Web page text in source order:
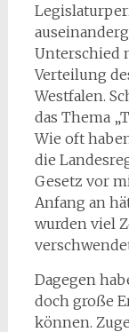
Unterschied
Verteilung
Westfalen.
das Thema
Wie oft
die
Gesetz vor
Anfang an
wurden viel
Dagegen
doch große
können.